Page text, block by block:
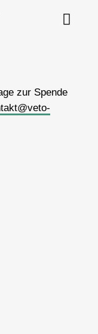
zur Spende